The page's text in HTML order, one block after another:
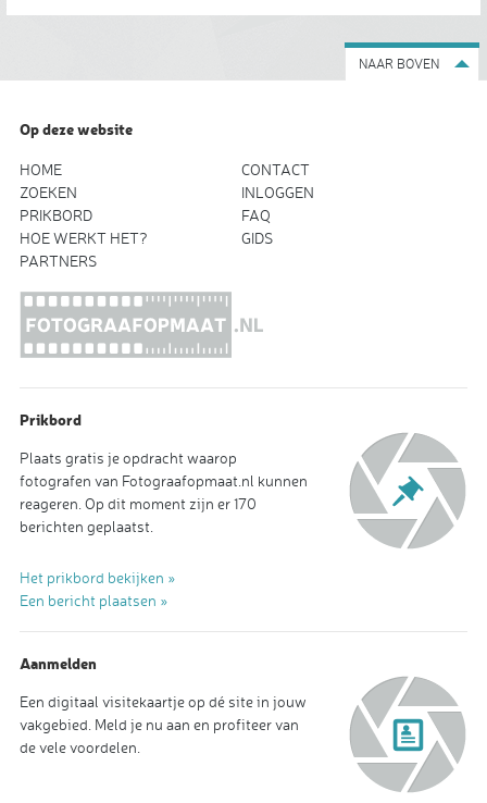
NAAR BOVEN
Op deze website
HOME
CONTACT
ZOEKEN
INLOGGEN
PRIKBORD
FAQ
HOE WERKT HET?
GIDS
PARTNERS
Prikbord
Plaats gratis je opdracht waarop
fotografen van Fotograafopmaat.nl kunnen
reageren. Op dit moment zijn er 170
berichten geplaatst.
Het prikbord bekijken »
Een bericht plaatsen »
Aanmelden
Een digitaal visitekaartje op dé site in jouw
vakgebied. Meld je nu aan en profiteer van
de vele voordelen.